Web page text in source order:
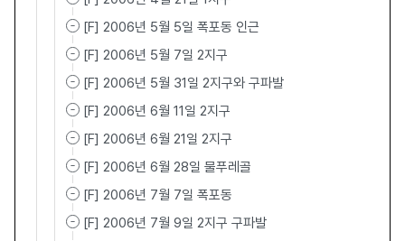
[F] 2006년 5월 5일 폭포동 인근
[F] 2006년 5월 7일 2지구
[F] 2006년 5월 31일 2지구와 구파발
[F] 2006년 6월 11일 2지구
[F] 2006년 6월 21일 2지구
[F] 2006년 6월 28일 물푸레골
[F] 2006년 7월 7일 폭포동
[F] 2006년 7월 9일 2지구 구파발